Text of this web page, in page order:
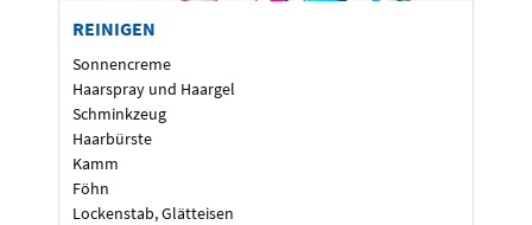
REINIGEN
Sonnencreme
Haarspray und Haargel
Schminkzeug
Haarbürste
Kamm
Föhn
Lockenstab, Glätteisen